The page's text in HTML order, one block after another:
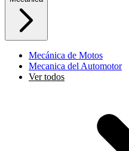
Mecánica de Motos
Mecanica del Automotor
Ver todos